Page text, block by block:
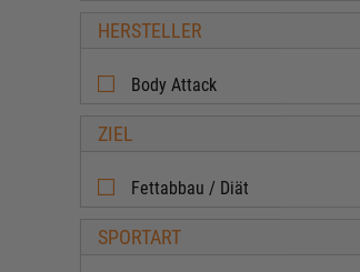
HERSTELLER
Body Attack
ZIEL
Fettabbau / Diät
SPORTART